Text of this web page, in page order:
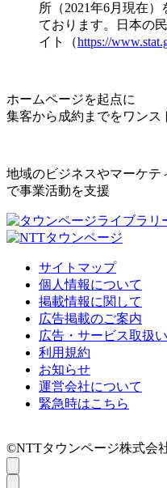
所（2021年6月現在
ております。日本の
イト（https://
ホームページを起点に
集客から成約までをワンス
地域のビジネスやマーケテ
で事業活動を支援
サイトマップ
個人情報について
掲載情報に関して
広告掲載のご案内
広告・サービス取扱
利用規約
お知らせ
運営会社について
緊急時はこちら
©NTTタウンページ株式会社